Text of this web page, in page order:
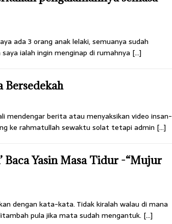
ada 3 orang anak lelaki, semuanya sudah
ialah ingin menginap di rumahnya […]
Bersedekah
mendengar berita atau menyaksikan video insan-
ke rahmatullah sewaktu solat tetapi admin […]
Baca Yasin Masa Tidur -“Mujur
dengan kata-kata. Tidak kiralah walau di mana
pula jika mata sudah mengantuk. […]